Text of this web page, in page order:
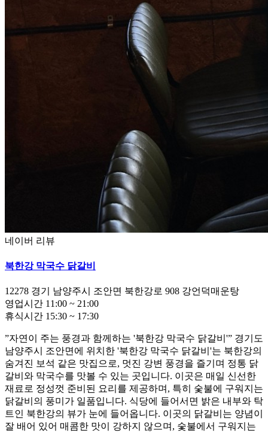
네이버 리뷰
북한강 막국수 닭갈비
12278 경기 남양주시 조안면 북한강로 908 강언덕매운탕
영업시간 11:00 ~ 21:00
휴식시간 15:30 ~ 17:30
”자연이 주는 풍경과 함께하는 '북한강 막국수 닭갈비'” 경기도
남양주시 조안면에 위치한 '북한강 막국수 닭갈비'는 북한강의
숨겨진 보석 같은 맛집으로, 멋진 강변 풍경을 즐기며 정통 닭
갈비와 막국수를 맛볼 수 있는 곳입니다. 이곳은 매일 신선한
재료로 정성껏 준비된 요리를 제공하며, 특히 숯불에 구워지는
닭갈비의 풍미가 일품입니다. 식당에 들어서면 밝은 내부와 탁
트인 북한강의 뷰가 눈에 들어옵니다. 이곳의 닭갈비는 양념이
잘 배어 있어 매콤한 맛이 강하지 않으며, 숯불에서 구워지는